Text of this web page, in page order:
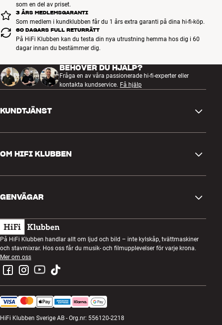
som en del av priset.
3 ÅRS MEDLEMSGARANTI
Som medlem i kundklubben får du 1 års extra garanti på dina hi-fi-köp.
60 DAGARS FULL RETURRÄTT
På HiFi Klubben kan du testa din nya utrustning hemma hos dig i 60
dagar innan du bestämmer dig.
BEHÖVER DU HJÄLP?
Fråga en av våra passionerade hi-fi-experter eller
kontakta kundservice. Få hjälp
KUNDTJÄNST
Retur och reklamation
Ångra beställning
Köpvillkor
Integritetspolicy
OM HIFI KLUBBEN
Kundklubb
Lyssnarkväll
Tävlingar
Jobb i HiFi Klubben
GENVÄGAR
Presentkort
Bygg med ljud
Montering och installation
Retur av elavfall
Produktrecensioner
På HiFi Klubben handlar allt om ljud och bild – inte kylskåp, tvättmaskiner
och stavmixrar. Hos oss får du musik- och filmupplevelser för varje krona.
Mer om oss
HiFi Klubben Sverige AB - Org.nr: 556120-2218